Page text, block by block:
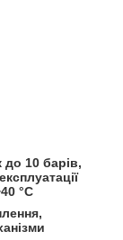
10 барів,
°C